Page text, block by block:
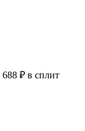
688 ₽ в сплит